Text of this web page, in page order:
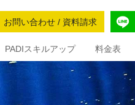
お問い合わせ / 資料請求
PADIスキルアップ 料金表